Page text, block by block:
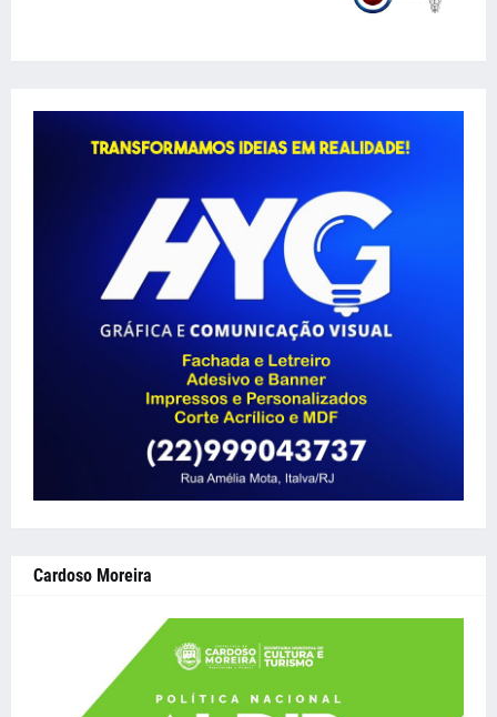
Cardoso Moreira